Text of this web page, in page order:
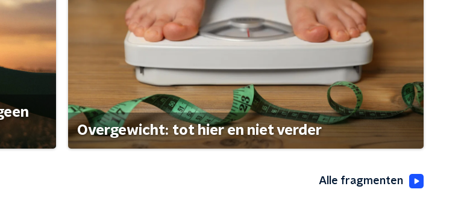
Overgewicht: tot hier en niet verder
Alle fragmenten